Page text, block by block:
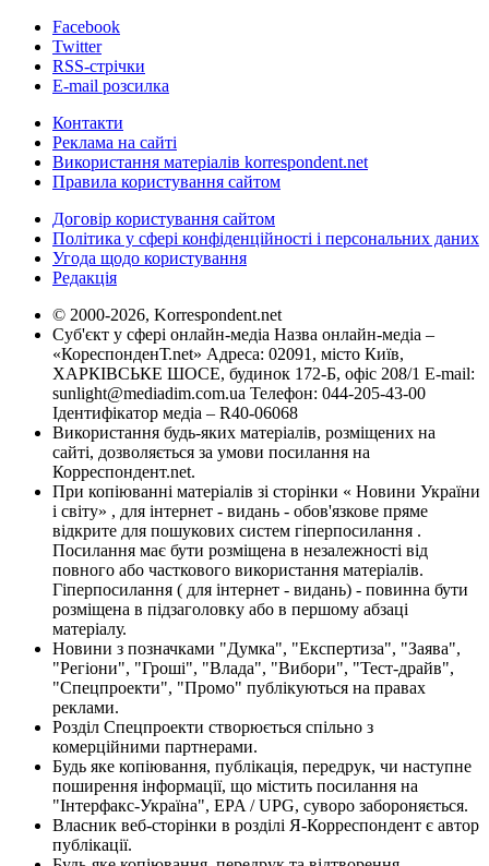
Facebook
Twitter
RSS-стрічки
E-mail розсилка
Контакти
Реклама на сайті
Використання матеріалів korrespondent.net
Правила користування сайтом
Договір користування сайтом
Політика у сфері конфіденційності і персональних даних
Угода щодо користування
Редакція
© 2000-2026, Korrespondent.net
Суб'єкт у сфері онлайн-медіа Назва онлайн-медіа –
«КореспонденТ.net» Адреса: 02091, місто Київ,
ХАРКІВСЬКЕ ШОСЕ, будинок 172-Б, офіс 208/1 E-mail:
sunlight@mediadim.com.ua Телефон: 044-205-43-00
Ідентифікатор медіа – R40-06068
Використання будь-яких матеріалів, розміщених на
сайті, дозволяється за умови посилання на
Корреспондент.net.
При копіюванні матеріалів зі сторінки « Новини України
і світу» , для інтернет - видань - обов'язкове пряме
відкрите для пошукових систем гіперпосилання .
Посилання має бути розміщена в незалежності від
повного або часткового використання матеріалів.
Гіперпосилання ( для інтернет - видань) - повинна бути
розміщена в підзаголовку або в першому абзаці
матеріалу.
Новини з позначками "Думка", "Експертиза", "Заява",
"Регіони", "Гроші", "Влада", "Вибори", "Тест-драйв",
"Спецпроекти", "Промо" публікуються на правах
реклами.
Розділ Спецпроекти створюється спільно з
комерційними партнерами.
Будь яке копіювання, публікація, передрук, чи наступне
поширення інформації, що містить посилання на
"Інтерфакс-Україна", EPA / UPG, суворо забороняється.
Власник веб-сторінки в розділі Я-Корреспондент є автор
публікації.